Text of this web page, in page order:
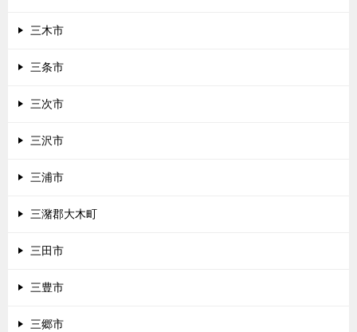
三木市
三条市
三次市
三沢市
三浦市
三潴郡大木町
三田市
三豊市
三郷市